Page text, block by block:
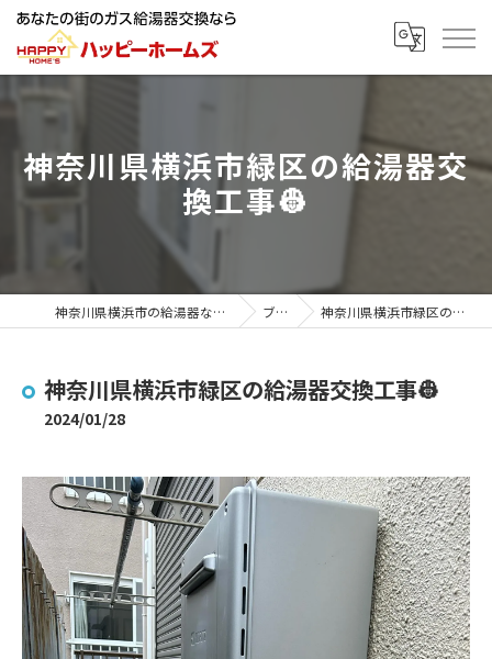
神奈川県横浜市緑区の給湯器交
換工事👷
神奈川県横浜市の給湯器ならハッピーホームズ ブログ 神奈川県横浜市緑区の給湯器交換工事👷
神奈川県横浜市緑区の給湯器交換工事👷
2024/01/28